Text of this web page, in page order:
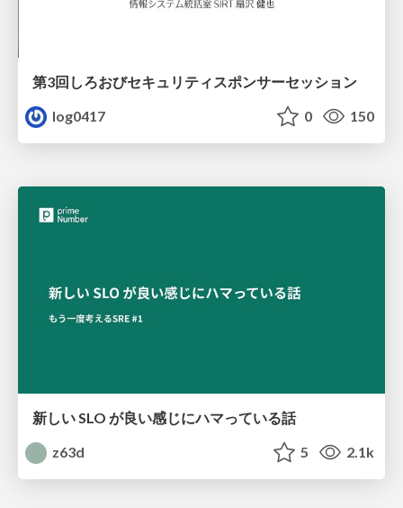
第3回しろおびセキュリティスポンサーセッション
log0417
0 150
新しい SLO が良い感じにハマっている話
z63d
5 2.1k